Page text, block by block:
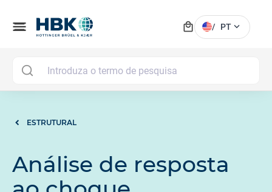
menu local_mall / PT expand_more
ESTRUTURAL
Análise de resposta